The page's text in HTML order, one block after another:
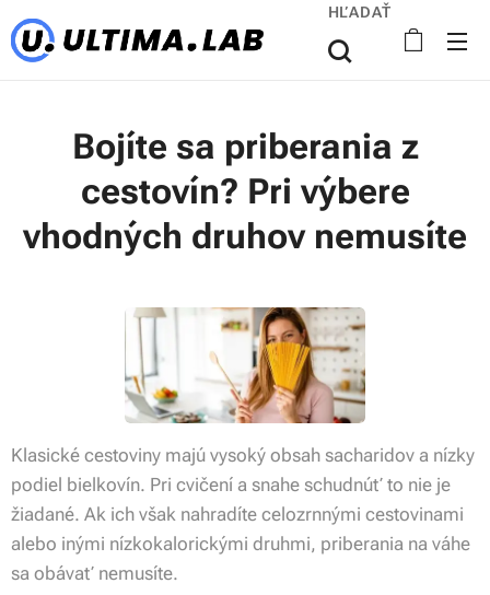
HĽADAŤ
Bojíte sa priberania z
cestovín? Pri výbere
vhodných druhov nemusíte
Klasické cestoviny majú vysoký obsah sacharidov a nízky
podiel bielkovín. Pri cvičení a snahe schudnúť to nie je
žiadané. Ak ich však nahradíte celozrnnými cestovinami
alebo inými nízkokalorickými druhmi, priberania na váhe
sa obávať nemusíte.